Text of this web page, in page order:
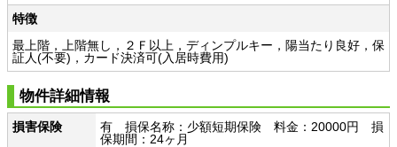
特徴
最上階，上階無し，２Ｆ以上，ディンプルキー，陽当たり良好，保
証人(不要)，カード決済可(入居時費用)
物件詳細情報
損害保険
有 損保名称：少額短期保険 料金：20000円 損
保期間：24ヶ月